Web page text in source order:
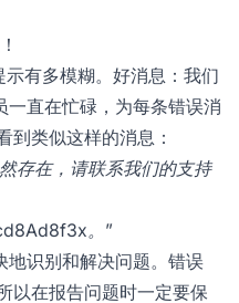
有多模糊。好消息：我们
直在忙碌，为每条错误消
到类似这样的消息：
存在，请联系我们的支持
。”
地识别和解决问题。错误
以在报告问题时一定要保